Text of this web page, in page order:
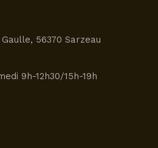
page
peuvent
choisies
56370 Sarzeau
9h-12h30/15h-19h